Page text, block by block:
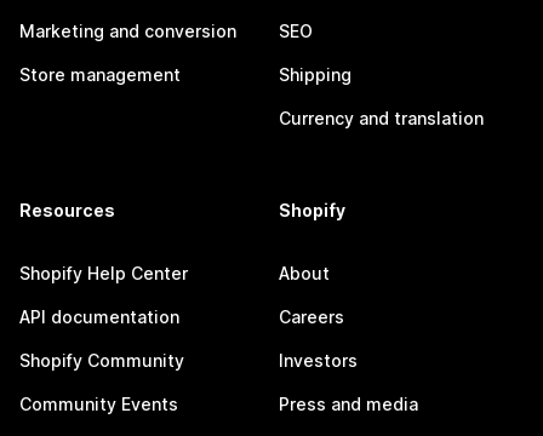
Marketing and conversion
Store management
SEO
Shipping
Currency and translation
Resources
Shopify Help Center
API documentation
Shopify Community
Community Events
Shopify
About
Careers
Investors
Press and media